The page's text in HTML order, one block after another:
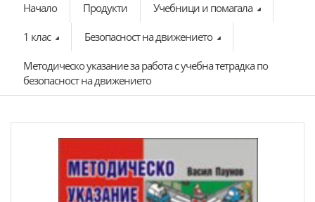
Начало
Продукти Учебници и помагала
1 клас Безопасност на движението
Методическо указание за работа с учебна тетрадка по
безопасност на движението